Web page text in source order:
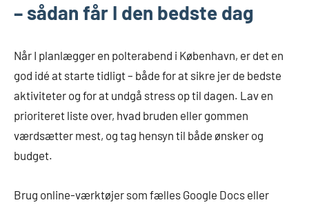
– sådan får I den bedste dag
Når I planlægger en polterabend i København, er det en
god idé at starte tidligt – både for at sikre jer de bedste
aktiviteter og for at undgå stress op til dagen. Lav en
prioriteret liste over, hvad bruden eller gommen
værdsætter mest, og tag hensyn til både ønsker og
budget.
Brug online-værktøjer som fælles Google Docs eller